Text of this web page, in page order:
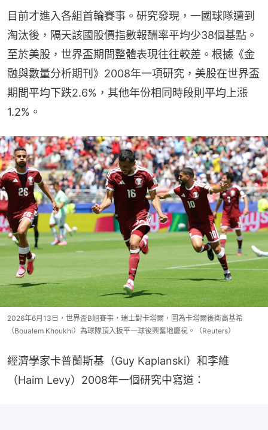
目前才進入各組首輪賽事。研究發現，一國球隊遭到
淘汰後，隔天該國股價指數報酬率平均少38個基點。
至於美股，世界盃期間整體表現往往較差。根據《金
融與數量分析期刊》2008年一項研究，美股在世界盃
期間平均下跌2.6%，其他年份相同時段則平均上漲
1.2%。
2026年6月13日，世界盃B組賽事，瑞士對卡塔爾，圖為卡塔爾後衛高基希
（Boualem Khoukhi）為球隊頂入扳平一球後興奮地慶祝。（Reuters）
經濟學家卡普蘭斯基（Guy Kaplanski）和李維
（Haim Levy）2008年一個研究中寫道：